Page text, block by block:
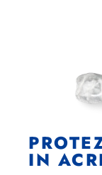
IN